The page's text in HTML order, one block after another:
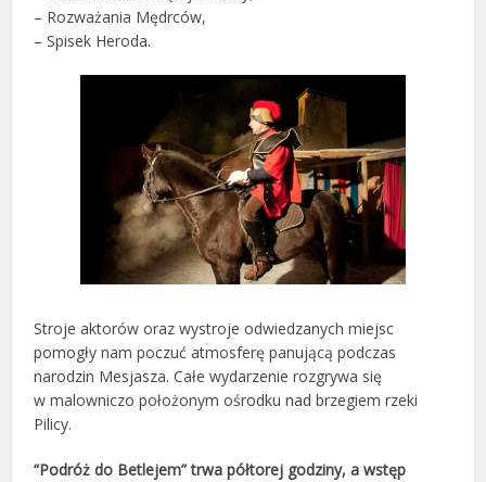
– Rozważania Mędrców,
– Spisek Heroda.
Stroje aktorów oraz wystroje odwiedzanych miejsc
pomogły nam poczuć atmosferę panującą podczas
narodzin Mesjasza. Całe wydarzenie rozgrywa się
w malowniczo położonym ośrodku nad brzegiem rzeki
Pilicy.
“Podróż do Betlejem” trwa półtorej godziny, a wstęp